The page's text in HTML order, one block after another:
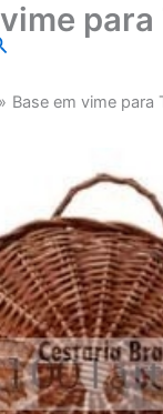
Base em vime para